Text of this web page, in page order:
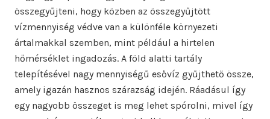
összegyűjteni, hogy közben az összegyűjtött
vízmennyiség védve van a különféle környezeti
ártalmakkal szemben, mint például a hirtelen
hőmérséklet ingadozás. A föld alatti tartály
telepítésével nagy mennyiségű esővíz gyűjthető össze,
amely igazán hasznos szárazság idején. Ráadásul így
egy nagyobb összeget is meg lehet spórolni, mivel így